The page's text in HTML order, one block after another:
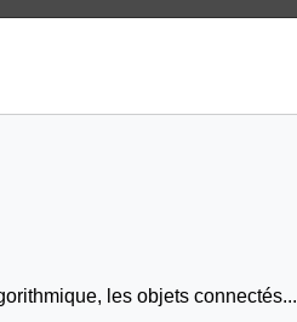
les objets connectés...